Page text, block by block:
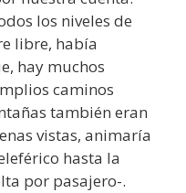
los niveles de
libre, había
hay muchos
caminos
también eran
vistas, animaría
hasta la
por pasajero-.